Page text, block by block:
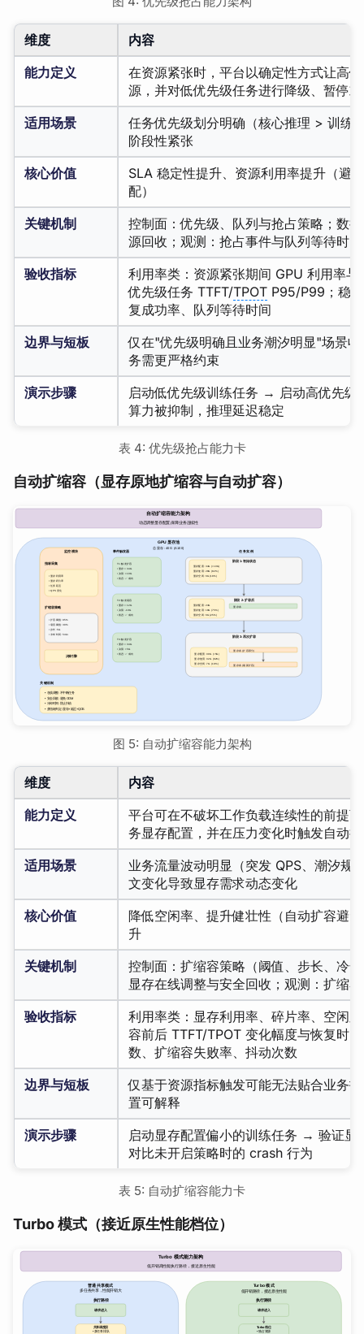
维度
内容
能力定义
在资源紧张时，平台以确定性方式让高
源，并对低优先级任务进行降级、暂停
适用场景
任务优先级划分明确（核心推理 > 训练
阶段性紧张
核心价值
SLA 稳定性提升、资源利用率提升（避
配）
关键机制
控制面：优先级、队列与抢占策略；数
源回收；观测：抢占事件与队列等待时间
验收指标
利用率类：资源紧张期间 GPU 利用率
优先级任务 TTFT/TPOT P95/P99；稳
复成功率、队列等待时间
边界与短板
仅在"优先级明确且业务潮汐明显"场景
务需更严格约束
演示步骤
启动低优先级训练任务 → 启动高优先
算力被抑制，推理延迟稳定
表 4: 优先级抢占能力卡
自动扩缩容（显存原地扩缩容与自动扩容）
图 5: 自动扩缩容能力架构
维度
内容
能力定义
平台可在不破坏工作负载连续性的前提
务显存配置，并在压力变化时触发自动
适用场景
业务流量波动明显（突发 QPS、潮汐规
文变化导致显存需求动态变化
核心价值
降低空闲率、提升健壮性（自动扩容避
升
关键机制
控制面：扩缩容策略（阈值、步长、冷
显存在线调整与安全回收；观测：扩缩
验收指标
利用率类：显存利用率、碎片率、空闲
容前后 TTFT/TPOT 变化幅度与恢复时
数、扩缩容失败率、抖动次数
边界与短板
仅基于资源指标触发可能无法贴合业务
置可解释
演示步骤
启动显存配置偏小的训练任务 → 验证
对比未开启策略时的 crash 行为
表 5: 自动扩缩容能力卡
Turbo 模式（接近原生性能档位）